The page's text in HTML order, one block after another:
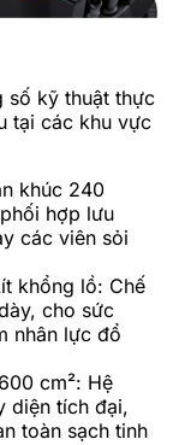
số kỹ thuật thực
tại các khu vực
khúc 240
hợp lưu
các viên sỏi
khổng lồ: Chế
cho sức
nhân lực đổ
cm²: Hệ
diện tích đại,
toàn sạch tinh